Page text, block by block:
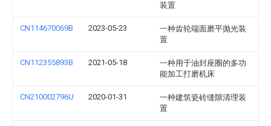
装置
CN114670069B 2023-05-23
一种齿轮端面磨平抛光装
置
CN112355893B 2021-05-18
一种用于油封座圈的多功
能加工打磨机床
CN210002796U 2020-01-31
一种建筑瓷砖缝隙清理装
置